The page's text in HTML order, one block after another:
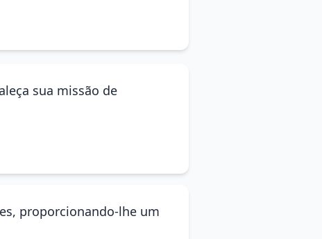
sua missão de
proporcionando-lhe um